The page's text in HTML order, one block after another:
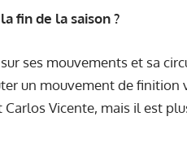
fin de la saison ?
ses mouvements et sa
un mouvement de finition
Vicente, mais il est